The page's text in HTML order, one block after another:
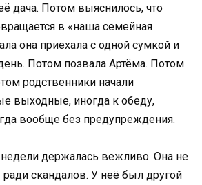
дача. Потом выяснилось, что
в «наша семейная
она приехала с одной сумкой и
Потом позвала Артёма. Потом
родственники начали
выходные, иногда к обеду,
вообще без предупреждения.
держалась вежливо. Она не
скандалов. У неё был другой